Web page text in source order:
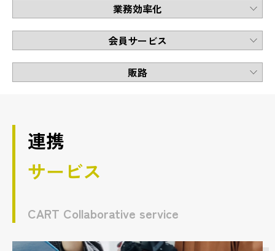
業務効率化
会員サービス
販路
連携
サービス
CART Collaborative service